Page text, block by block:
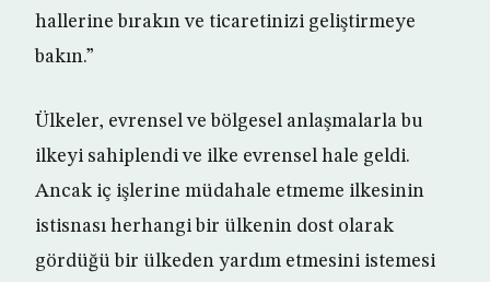
hallerine bırakın ve ticaretinizi geliştirmeye
bakın.”
Ülkeler, evrensel ve bölgesel anlaşmalarla bu
ilkeyi sahiplendi ve ilke evrensel hale geldi.
Ancak iç işlerine müdahale etmeme ilkesinin
istisnası herhangi bir ülkenin dost olarak
gördüğü bir ülkeden yardım etmesini istemesi